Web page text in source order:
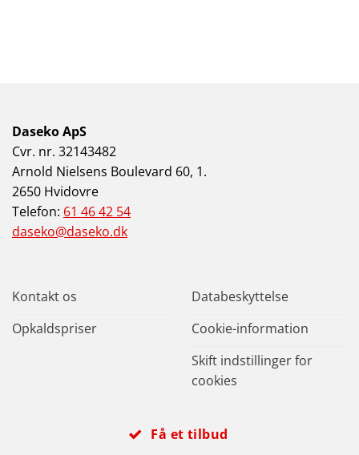
Daseko ApS
Cvr. nr. 32143482
Arnold Nielsens Boulevard 60, 1.
2650 Hvidovre
Telefon: 61 46 42 54
daseko@daseko.dk
Kontakt os
Opkaldspriser
Databeskyttelse
Cookie-information
Skift indstillinger for
cookies
Få et tilbud